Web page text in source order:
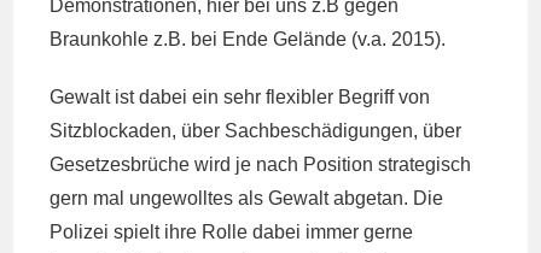
Demonstrationen, hier bei uns z.B gegen
Braunkohle z.B. bei Ende Gelände (v.a. 2015).
Gewalt ist dabei ein sehr flexibler Begriff von
Sitzblockaden, über Sachbeschädigungen, über
Gesetzesbrüche wird je nach Position strategisch
gern mal ungewolltes als Gewalt abgetan. Die
Polizei spielt ihre Rolle dabei immer gerne